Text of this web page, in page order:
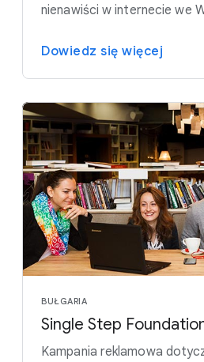
nienawiści w internecie we
Dowiedz się więcej
BUŁGARIA
Single Step
Kampania reklamowa